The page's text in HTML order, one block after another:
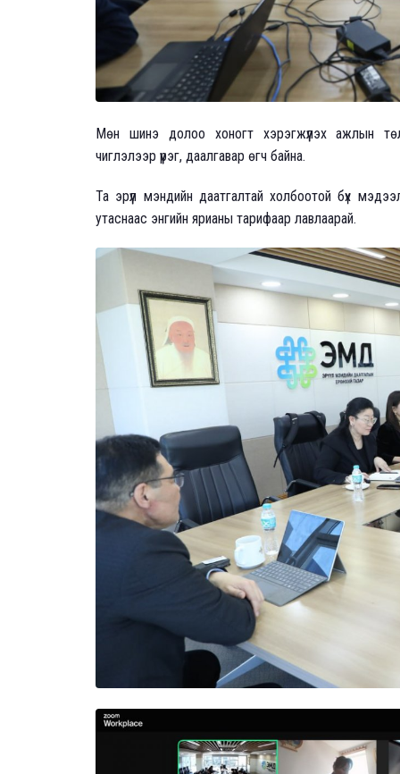
Мөн шинэ долоо хоногт хэрэгжүүлэх ажлын
чиглэлээр үүрэг, даалгавар өгч байна.
Та эрүүл мэндийн даатгалтай холбоотой бүх
утаснаас энгийн ярианы тарифаар лавлаарай.